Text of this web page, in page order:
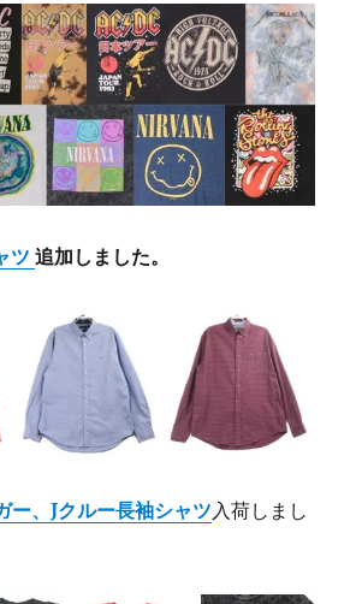
ツ追加しました。
ー、Jクルー長袖シャツ 入荷しまし